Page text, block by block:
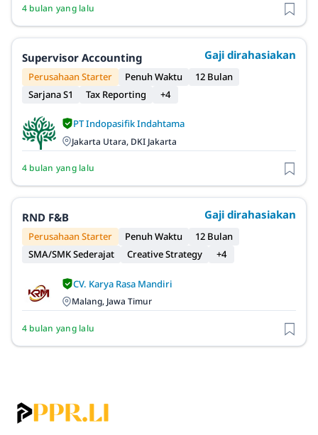
4 bulan yang lalu
Supervisor Accounting Gaji dirahasiakan
Perusahaan Starter Penuh Waktu
12 Bulan
Sarjana S1
Tax Reporting +4
PT Indopasifik Indahtama
Jakarta Utara, DKI Jakarta
4 bulan yang lalu
RND F&B Gaji dirahasiakan
Perusahaan Starter Penuh Waktu
12 Bulan
SMA/SMK Sederajat
Creative Strategy +4
CV. Karya Rasa Mandiri
Malang, Jawa Timur
4 bulan yang lalu